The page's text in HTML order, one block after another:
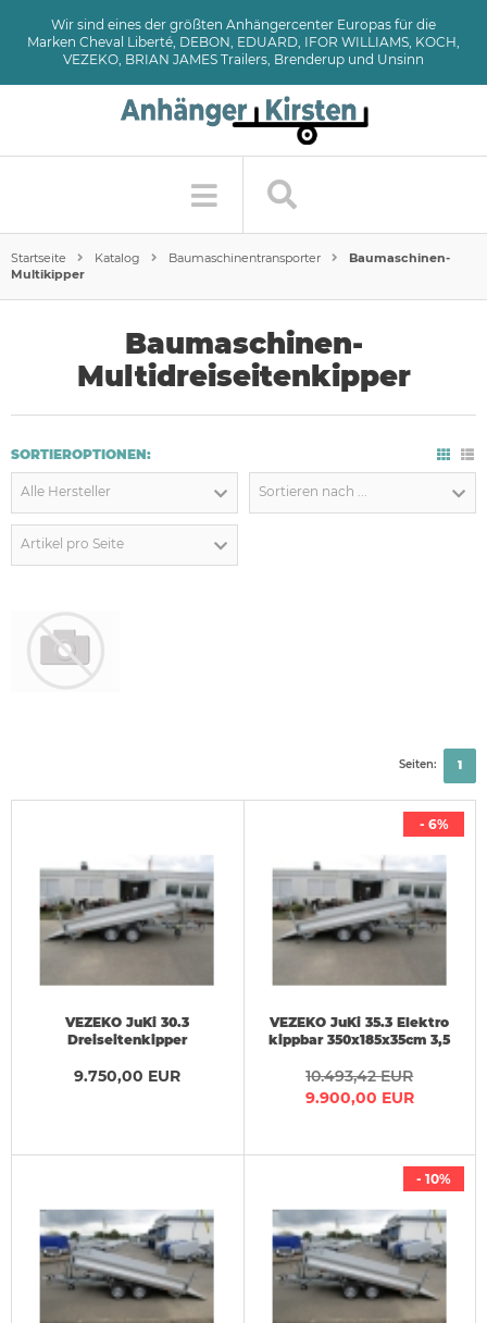
Wir sind eines der größten Anhängercenter Europas für die
Marken Cheval Liberté, DEBON, EDUARD, IFOR WILLIAMS, KOCH,
VEZEKO, BRIAN JAMES Trailers, Brenderup und Unsinn
Startseite Katalog Baumaschinentransporter
Baumaschinen-
Multikipper
Baumaschinen-
Multidreiseitenkipper
SORTIEROPTIONEN:
Alle Hersteller Sortieren nach ...
Artikel pro Seite
Seiten: 1
VEZEKO JuKi 30.3
Dreiseitenkipper
Elektro 350x185x35cm 3 t
9.750,00 EUR
VEZEKO JuKi 35.3 Elektro
kippbar 350x185x35cm 3,5
10.493,42 EUR
9.900,00 EUR
- 6%
- 10%